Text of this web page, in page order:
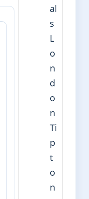
al
s
L
o
n
d
o
n
Ti
p
t
o
n